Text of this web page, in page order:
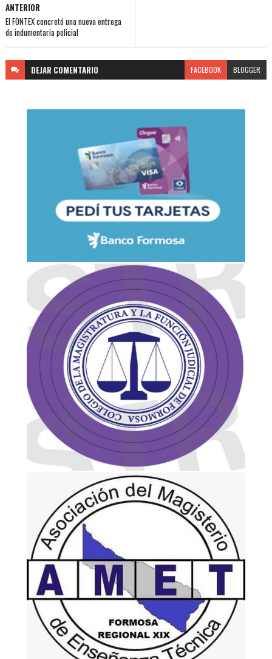
ANTERIOR
El FONTEX concretó una nueva entrega
de indumentaria policial
DEJAR COMENTARIO FACEBOOK BLOGGER